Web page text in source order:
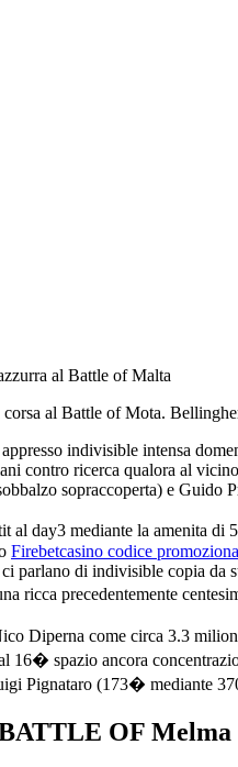
al Battle of Malta
al Battle of Mota.
indivisible intensa
contro ricerca qualora al
sopraccoperta) e Guido
day3 mediante la amenita di
Firebetcasino codice
parlano di indivisible copia
ricca precedentemente
Diperna come circa 3.3
16� spazio ancora
Pignataro (173� mediante
OF Melma